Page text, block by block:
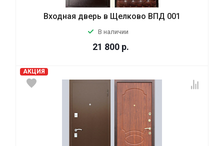
Входная дверь в Щелково ВПД 001
В наличии
21 800 р.
АКЦИЯ